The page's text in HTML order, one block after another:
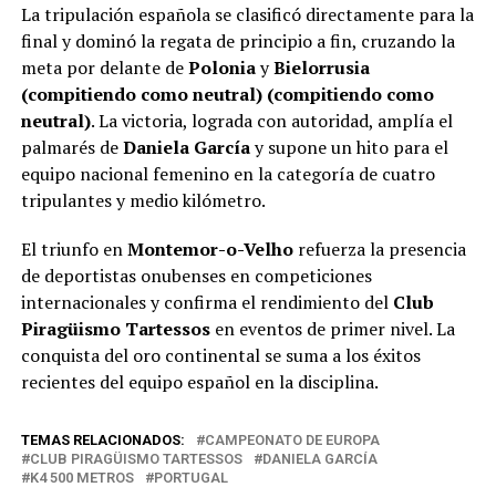
La tripulación española se clasificó directamente para la
final y dominó la regata de principio a fin, cruzando la
meta por delante dePoloniayBielorrusia
(compitiendo como neutral)(compitiendo como
neutral). La victoria, lograda con autoridad, amplía el
palmarés deDaniela Garcíay supone un hito para el
equipo nacional femenino en la categoría de cuatro
tripulantes y medio kilómetro.
El triunfo enMontemor-o-Velhorefuerza la presencia
de deportistas onubenses en competiciones
internacionales y confirma el rendimiento del Club
Piragüismo Tartessosen eventos de primer nivel. La
conquista del oro continental se suma a los éxitos
recientes del equipo español en la disciplina.
TEMAS RELACIONADOS:
CAMPEONATO DE EUROPA
CLUB PIRAGÜISMO TARTESSOS
DANIELA GARCÍA
K4 500 METROS
PORTUGAL